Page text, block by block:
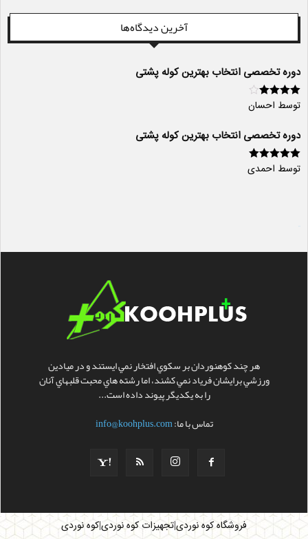
آخرین دیدگاه‌ها
دوره تخصصی انتخاب بهترین کوله پشتی
امتیاز 4از
توسط احسان
دوره تخصصی انتخاب بهترین کوله پشتی
امتیاز 5از 5
توسط احمدی
هر چند کوهنوردان بر سکوي افتخار نمي ايستند و در ميادين
ورزشي برايشان فرياد نمي کشند، اما رشته هاي محبت قلبهاي آنان
را به يکديگر پيوند داده است...
تماس با ما:info@koohplus.com
فروشگاه کوه نوردی|تجهیزات کوه نوردی|کوه نوردی